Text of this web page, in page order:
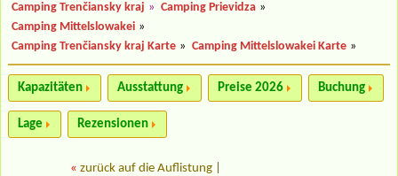
Camping Trenčiansky kraj » Camping Prievidza »
Camping Mittelslowakei »
Camping Trenčiansky kraj Karte » Camping Mittelslowakei Karte »
Kapazitäten Ausstattung Preise 2026 Buchung
Lage Rezensionen
« zurück auf die Auflistung